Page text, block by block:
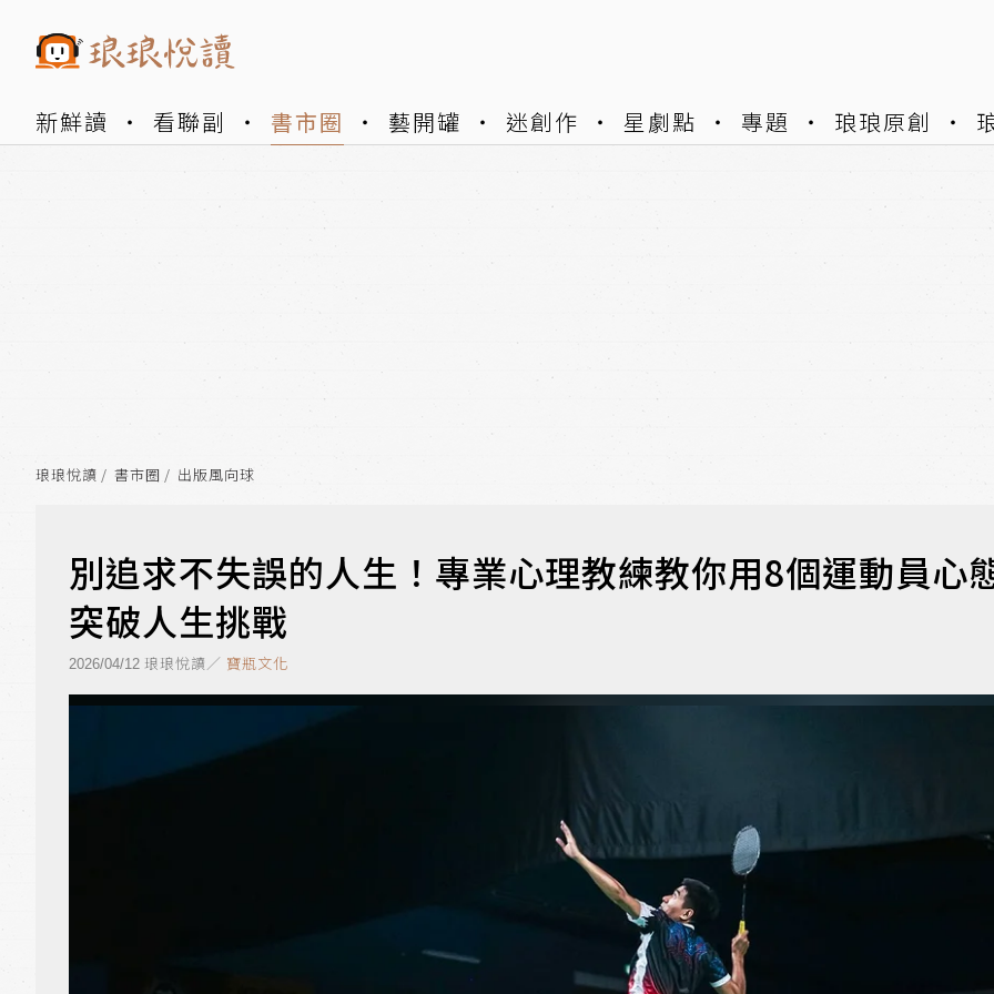
新鮮讀 看聯副 書市圈 藝開罐 迷創作 星劇點 專題 琅琅原創
琅琅悅讀 書市圈 出版風向球
別追求不失誤的人生！專業心理教練教你用8個運動員心
突破人生挑戰
2026/04/12 琅琅悅讀／ 寶瓶文化